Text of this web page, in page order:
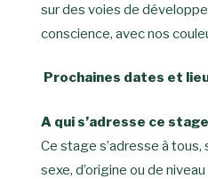
sur des voies de
conscience, avec nos
Prochaines dates et
A qui s’adresse ce
Ce stage s’adresse à tous,
sexe, d’origine ou de